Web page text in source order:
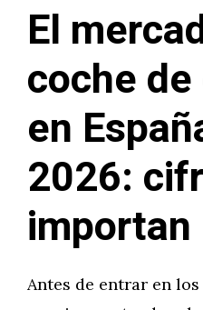
El
coche
en
2026:
importan
Antes de entrar en